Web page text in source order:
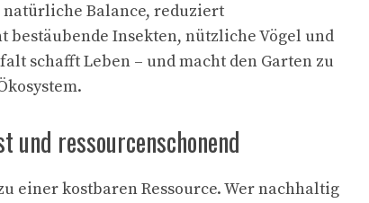
Balance, reduziert
bestäubende Insekten, nützliche Vögel und
schafft Leben – und macht den Garten zu
und ressourcenschonend
einer kostbaren Ressource. Wer nachhaltig